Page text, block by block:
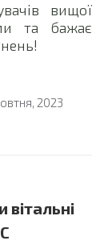
вищої
та бажає
2023